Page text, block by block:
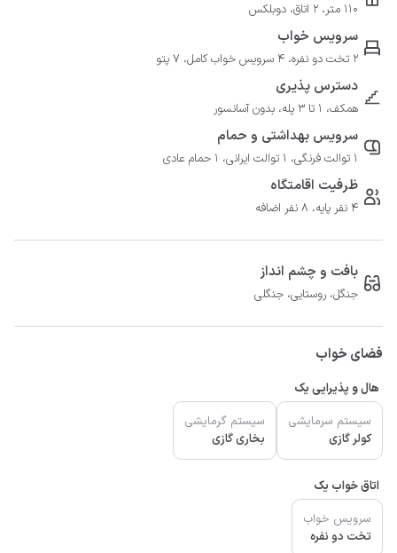
110 متر، 2 اتاق، دوبلکس
سرویس خواب
2 تخت دو نفره، 4 سرویس خواب کامل، 7 پتو
دسترس پذیری
همکف، 1 تا 3 پله، بدون آسانسور
سرویس بهداشتی و حمام
1 توالت فرنگی، 1 توالت ایرانی، 1 حمام عادی
ظرفیت اقامتگاه
4 نفر پایه، 8 نفر اضافه
بافت و چشم انداز
جنگل، روستایی، جنگلی
فضای خواب
هال و پذیرایی یک
سیستم سرمایشی
کولر گازی
سیستم گرمایشی
بخاری گازی
اتاق خواب یک
سرویس خواب
تخت دو نفره